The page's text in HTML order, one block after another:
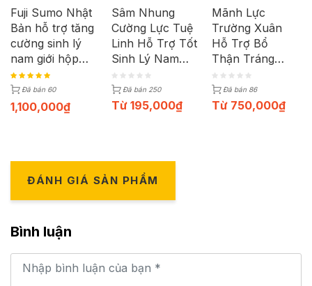
Fuji Sumo Nhật
Bản hỗ trợ tăng
cường sinh lý
nam giới hộp
100 viên
Đã bán 60
1,100,000₫
Sâm Nhung
Cường Lực Tuệ
Linh Hỗ Trợ Tốt
Sinh Lý Nam
Giới (30 Viên)
Đã bán 250
Từ 195,000₫
Mãnh Lực
Trường Xuân
Hỗ Trợ Bổ
Thận Tráng
Dương (Lọ 50g)
Đã bán 86
Từ 750,000₫
ĐÁNH GIÁ SẢN PHẨM
Bình luận